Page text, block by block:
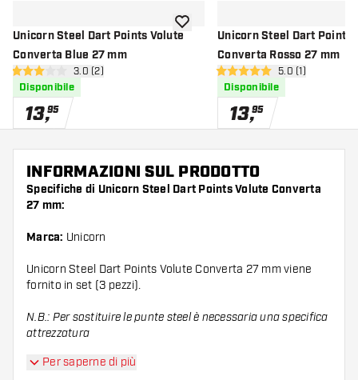
Unicorn Steel Dart Points Volute
Converta Blue 27 mm
apri pannello recensioni
3 stelle di valutazione
3.0 (2)
Disponibile
13,95
aggiungi alla lista dei desideri
Unicorn Steel Dart Points
Converta Rosso 27 mm
apri pannello
5 stelle di valutazione
5.0 (1)
Disponibile
13,95
INFORMAZIONI SUL PRODOTTO
Specifiche di Unicorn Steel Dart Points Volute Converta
27 mm:
Marca: Unicorn
Unicorn Steel Dart Points Volute Converta 27 mm viene
fornito in set (3 pezzi).
N.B.: Per sostituire le punte steel è necessaria una specifica
attrezzatura
Per saperne di più